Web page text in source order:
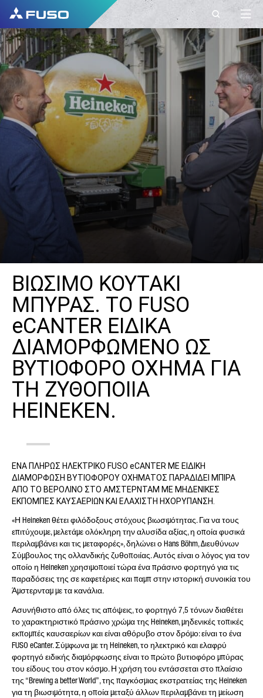
ΒΙΩΣΙΜΟ ΚΟΥΤΑΚΙ
ΜΠΥΡΑΣ. ΤΟ FUSO
eCANTER ΕΙΔΙΚΑ
ΔΙΑΜΟΡΦΩΜΕΝΟ ΩΣ
ΒΥΤΙΟΦΟΡΟ ΟΧΗΜΑ ΓΙΑ
ΤΗ ΖΥΘΟΠΟΙΙΑ
HEINEKEN.
CONTACT
ΣΤΟΙΧΕΙΑ
ΕΠΙΚΟΙΝΩΝΙΑΣ ΜΕ
ΤΗ FUSO EUROPE
Έχετε ερωτήσεις;\nΣτείλτε μας το αίτημά
σας χρησιμοποιώντας αυτή τη φόρμα
επικοινωνίας.\n
ΌΝΟΜΑ*
ΕΠΏΝΥΜΟ*
ΚΑΤΗΓΟΡΊΑ ΑΙΤΉΜΑΤΟΣ*
Η ΧΏΡΑ ΣΑΣ*
ΑΡΙΘΜΌΣ ΤΗΛΕΦΏΝΟΥ*
ΤΟ ΜΉΝΥΜΆ ΣΑΣ (ΠΡΟΑΙΡΕΤΙΚΉ
ΕΠΙΛΟΓΉ)
ΕΝΑ ΠΛΗΡΩΣ ΗΛΕΚΤΡΙΚΟ FUSO eCANTER ΜΕ ΕΙΔΙΚΗ
ΔΙΑΜΟΡΦΩΣΗ ΒΥΤΙΟΦΟΡΟΥ ΟΧΗΜΑΤΟΣ ΠΑΡΑΔΙΔΕΙ ΜΠΙΡΑ
ΑΠΟ ΤΟ ΒΕΡΟΛΙΝΟ ΣΤΟ ΑΜΣΤΕΡΝΤΑΜ ΜΕ ΜΗΔΕΝΙΚΕΣ
ΕΚΠΟΜΠΕΣ ΚΑΥΣΑΕΡΙΩΝ ΚΑΙ ΕΛΑΧΙΣΤΗ ΗΧΟΡΥΠΑΝΣΗ.
«Η Heineken θέτει φιλόδοξους στόχους βιωσιμότητας. Για να τους
επιτύχουμε, μελετάμε ολόκληρη την αλυσίδα αξίας, η οποία φυσικά
περιλαμβάνει και τις μεταφορές», δηλώνει ο Hans Böhm, Διευθύνων
Σύμβουλος της ολλανδικής ζυθοποιίας. Αυτός είναι ο λόγος για τον
οποίο η Heineken χρησιμοποιεί τώρα ένα πράσινο φορτηγό για τις
παραδόσεις της σε καφετέριες και παμπ στην ιστορική συνοικία του
Άμστερνταμ με τα κανάλια.
Ασυνήθιστο από όλες τις απόψεις, το φορτηγό 7,5 τόνων διαθέτει
το χαρακτηριστικό πράσινο χρώμα της Heineken, μηδενικές τοπικές
εκπομπές καυσαερίων και είναι αθόρυβο στον δρόμο: είναι το ένα
FUSO eCanter. Σύμφωνα με τη Heineken, το ηλεκτρικό και ελαφρύ
φορτηγό ειδικής διαμόρφωσης είναι το πρώτο βυτιοφόρο μπύρας
του είδους του στον κόσμο. Η χρήση του εντάσσεται στο πλαίσιο
της “Brewing a better World”, της παγκόσμιας εκστρατείας της Heineken
για τη βιωσιμότητα, η οποία μεταξύ άλλων περιλαμβάνει τη μείωση